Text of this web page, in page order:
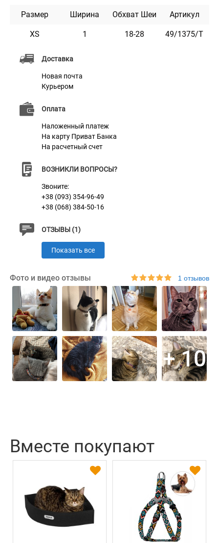
Доставка
Новая почта
Курьером
Оплата
Наложенный платеж
На карту Приват Банка
На расчетный счет
ВОЗНИКЛИ ВОПРОСЫ?
Звоните:
+38 (093) 354-96-49
+38 (068) 384-50-16
ОТЗЫВЫ (1)
Показать все
Фото и видео отзывы 1 отзывов
+ 10
Этот ошейник мягкий на ощупь, гибкий и не боится
воды. Он практичен и неприхотлив в уходе.
Характеристики
Материал
Пряжка
Размер Ширина Обхват Шеи Артикул
XS 1 18-28 49/1375/Т
Вместе покупают